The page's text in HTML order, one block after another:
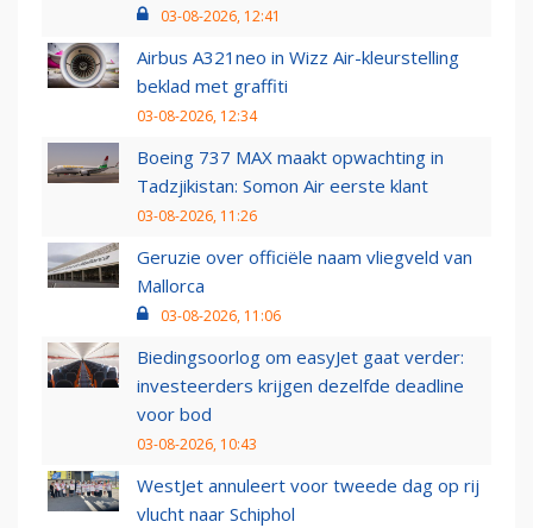
03-08-2026, 12:41
Airbus A321neo in Wizz Air-kleurstelling
beklad met graffiti
03-08-2026, 12:34
Boeing 737 MAX maakt opwachting in
Tadzjikistan: Somon Air eerste klant
03-08-2026, 11:26
Geruzie over officiële naam vliegveld van
Mallorca
03-08-2026, 11:06
Biedingsoorlog om easyJet gaat verder:
investeerders krijgen dezelfde deadline
voor bod
03-08-2026, 10:43
WestJet annuleert voor tweede dag op rij
vlucht naar Schiphol